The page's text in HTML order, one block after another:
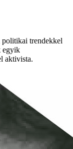
politikai trendekkel
egyik
aktivista.